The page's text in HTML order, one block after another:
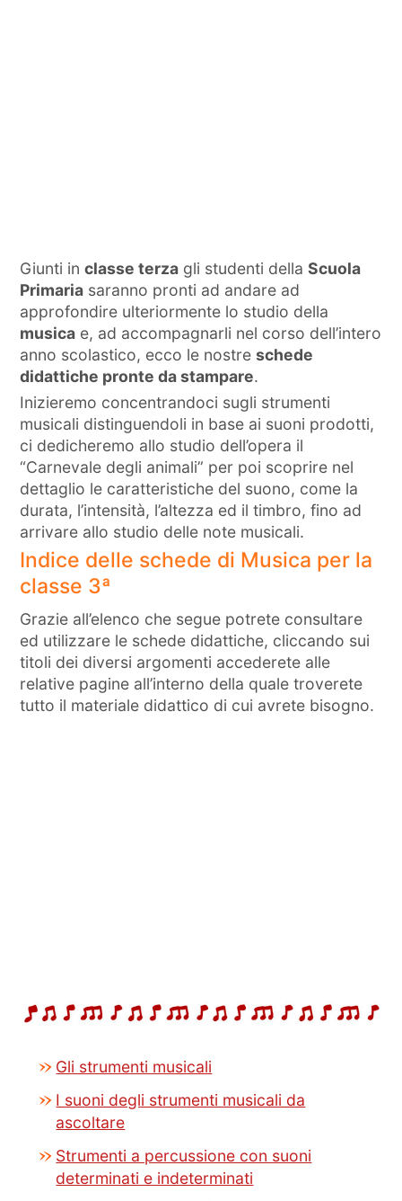
Giunti inclasse terza gli studenti dellaScuola
Primaria saranno pronti ad andare ad
approfondire ulteriormente lo studio della
musica e, ad accompagnarli nel corso dell’intero
anno scolastico, ecco le nostreschede
didattiche pronte da stampare.
Inizieremo concentrandoci sugli strumenti
musicali distinguendoli in base ai suoni prodotti,
ci dedicheremo allo studio dell’opera il
“Carnevale degli animali” per poi scoprire nel
dettaglio le caratteristiche del suono, come la
durata, l’intensità, l’altezza ed il timbro, fino ad
arrivare allo studio delle note musicali.
Indice delle schede di Musica per la
classe 3ª
Grazie all’elenco che segue potrete consultare
ed utilizzare le schede didattiche, cliccando sui
titoli dei diversi argomenti accederete alle
relative pagine all’interno della quale troverete
tutto il materiale didattico di cui avrete bisogno.
Gli strumenti musicali
I suoni degli strumenti musicali da
ascoltare
Strumenti a percussione con suoni
determinati e indeterminati